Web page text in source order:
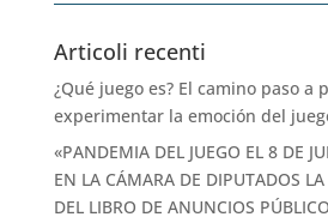
Articoli recenti
¿Qué juego es? El camino paso a
experimentar la emoción del
«PANDEMIA DEL JUEGO EL 8 DE
EN LA CÁMARA DE DIPUTADOS
DEL LIBRO DE ANUNCIOS